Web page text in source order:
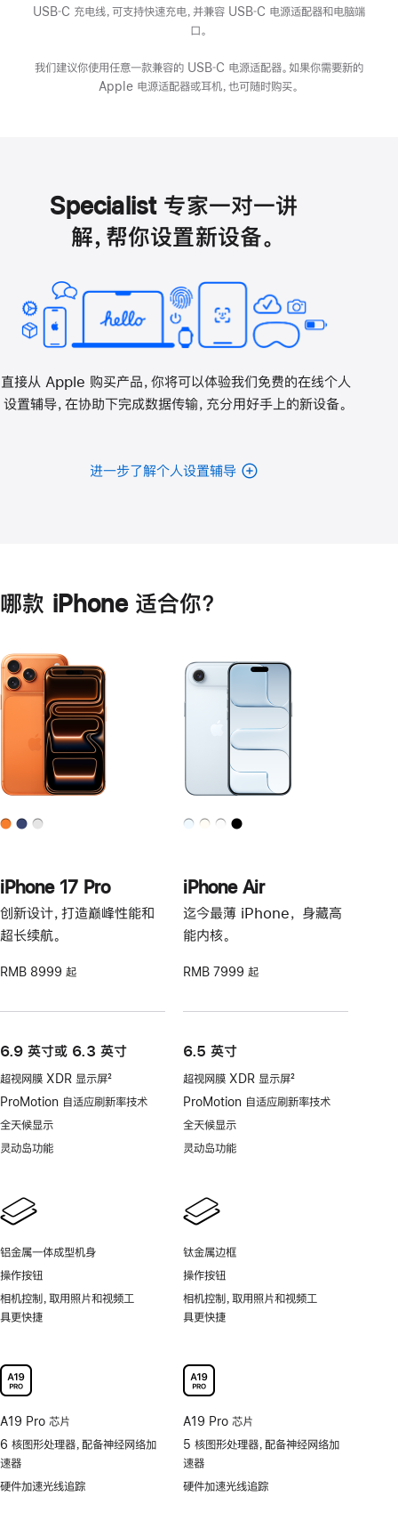
USB‑C 充电线，可支持快速充电，并兼容 USB‑C 电源适配器和电脑端
口。
我们建议你使用任意一款兼容的 USB‑C 电源适配器。如果你需要新的
Apple 电源适配器或耳机，也可随时购买。
Specialist 专家一对一讲
解，帮你设置新设备。
直接从 Apple 购买产品，你将可以体验我们免费的在线个人
设置辅导，在协助下完成数据传输，充分用好手上的新设备。
进一步了解个人设置辅导
哪款 iPhone 适合你？
iPhone 17 Pro
创新设计，打造巅峰性能和
超长续航。
RMB 8999 起
6.9 英寸或 6.3 英寸
超视网膜 XDR 显示屏
脚
2
ProMotion 自适应刷新率技术
全天候显示
灵动岛功能
铝金属一体成型机身
操作按钮
相机控制，取用照片和视频工
具更快捷
A19 Pro 芯片
6 核图形处理器，配备神经网络加
速器
硬件加速光线追踪
iPhone Air
迄今最薄 iPhone， 身藏高
能内核。
RMB 7999 起
6.5 英寸
超视网膜 XDR 显示屏
脚
2
ProMotion 自适应刷新率技术
全天候显示
灵动岛功能
钛金属边框
操作按钮
相机控制，取用照片和视频工
具更快捷
A19 Pro 芯片
5 核图形处理器，配备神经网络加
速器
硬件加速光线追踪